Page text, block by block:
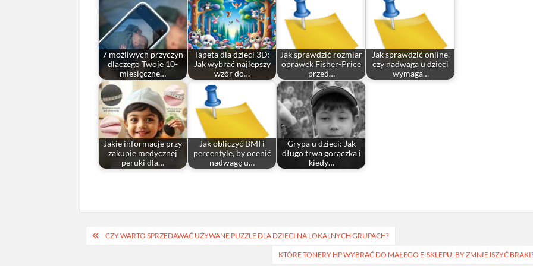
7 możliwych przyczyn
dlaczego Twoje 10-
miesięczne…
Tapeta dla dzieci 3D:
Jak wybrać najlepszy
wzór do…
Jak sprawdzić rozmiar
oprawek Fisher-Price
przed…
Jak sprawdzić online,
czy nadwaga u dzieci
wymaga…
Jakie informacje przy
zakupie medycznej
peruki dla…
Jak obliczyć BMI i
percentyle, by ocenić
nadwagę u…
Grypa u dzieci: Jak
długo trwa gorączka i
kiedy…
Nawigacja
CZY WARTO SPRZEDAWAĆ UŻYWANE PUZZLE DLA DZIECI NA LOKALNYCH GRUPACH?
KTÓRE TONERY HP WYBRAĆ DO MAŁEGO E‑SKLEPU, BY ZMNIEJSZYĆ